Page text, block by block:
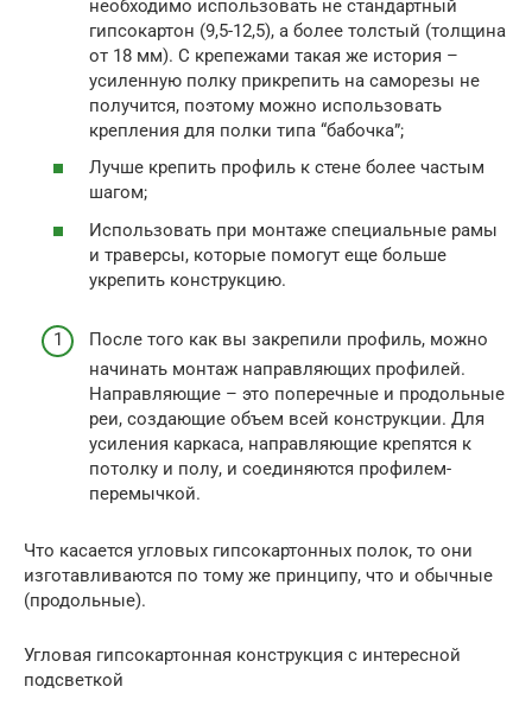
необходимо использовать не стандартный
гипсокартон (9,5-12,5), а более толстый (толщина
от 18 мм). С крепежами такая же история –
усиленную полку прикрепить на саморезы не
получится, поэтому можно использовать
крепления для полки типа “бабочка”;
Лучше крепить профиль к стене более частым
шагом;
Использовать при монтаже специальные рамы
и траверсы, которые помогут еще больше
укрепить конструкцию.
После того как вы закрепили профиль, можно
начинать монтаж направляющих профилей.
Направляющие – это поперечные и продольные
реи, создающие объем всей конструкции. Для
усиления каркаса, направляющие крепятся к
потолку и полу, и соединяются профилем-
перемычкой.
Что касается угловых гипсокартонных полок, то они
изготавливаются по тому же принципу, что и обычные
(продольные).
Угловая гипсокартонная конструкция с интересной
подсветкой